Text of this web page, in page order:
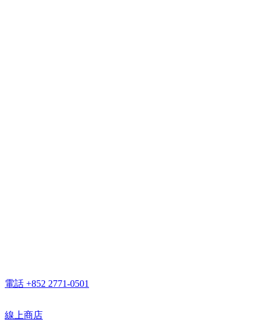
電話 +852 2771-0501
線上商店